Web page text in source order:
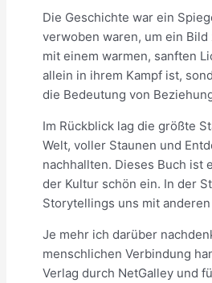
Die Geschichte war ein
verwoben waren, um ein
mit einem warmen, sanften
allein in ihrem Kampf ist,
die Bedeutung von
Im Rückblick lag die größte
Welt, voller Staunen und
nachhallten. Dieses Buch ist
der Kultur schön ein. In der
Storytellings uns mit
Je mehr ich darüber
menschlichen Verbindung
Verlag durch NetGalley und